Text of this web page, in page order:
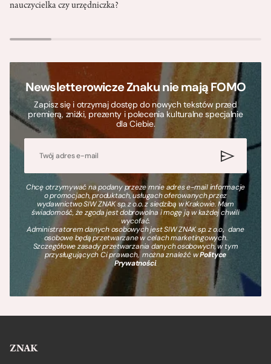
nauczycielka czy urzędniczka?
Newsletterowicze Znaku nie mają FOMO
Zapisz się i otrzymaj dostęp do nowych tekstów przed
premierą, zniżki, prezenty i polecenia kulturalne specjalnie
dla Ciebie.
Chcę otrzymywać na podany przeze mnie adres e-mail informacje
o promocjach, produktach, usługach oferowanych przez
wydawnictwo SIW ZNAK sp. z o.o. z siedzibą w Krakowie. Mam
świadomość, że zgoda jest dobrowolna i mogę ją w każdej chwili
wycofać.
Administratorem danych osobowych jest SIW ZNAK sp. z o.o., dane
osobowe będą przetwarzane w celach marketingowych.
Szczegółowe zasady przetwarzania danych osobowych, w tym
przysługujących Ci prawach, można znaleźć wPolityce
Prywatności.
ZNAK